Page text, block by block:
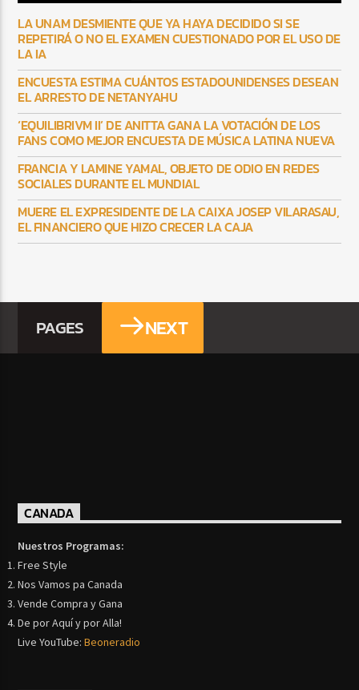
LA UNAM DESMIENTE QUE YA HAYA DECIDIDO SI SE
REPETIRÁ O NO EL EXAMEN CUESTIONADO POR EL USO DE
LA IA
ENCUESTA ESTIMA CUÁNTOS ESTADOUNIDENSES DESEAN
EL ARRESTO DE NETANYAHU
‘EQUILIBRIVM II’ DE ANITTA GANA LA VOTACIÓN DE LOS
FANS COMO MEJOR ENCUESTA DE MÚSICA LATINA NUEVA
FRANCIA Y LAMINE YAMAL, OBJETO DE ODIO EN REDES
SOCIALES DURANTE EL MUNDIAL
MUERE EL EXPRESIDENTE DE LA CAIXA JOSEP VILARASAU,
EL FINANCIERO QUE HIZO CRECER LA CAJA
PAGES NEXT
CANADA
Nuestros Programas:
Free Style
Nos Vamos pa Canada
Vende Compra y Gana
De por Aquí y por Alla!
Live YouTube:Beoneradio